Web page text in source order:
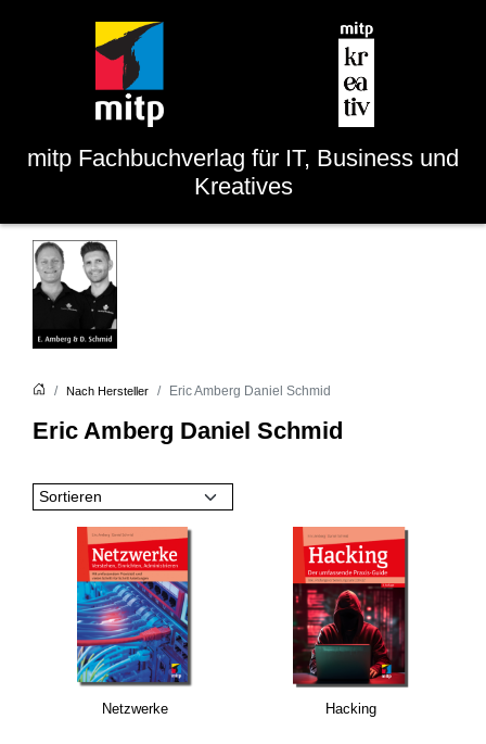
mitp Fachbuchverlag für IT, Business und
Kreatives
Nach Hersteller Eric Amberg Daniel Schmid
Eric Amberg Daniel Schmid
Sortieren
Netzwerke Hacking